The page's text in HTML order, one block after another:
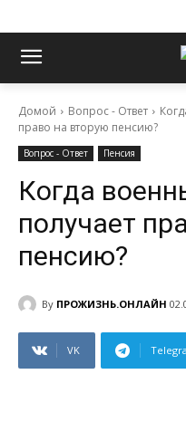
Домой Вопрос - Ответ
право на вторую пенсию?
Вопрос - Ответ Пенсия
Когда
получает
пенсию?
By ПРОЖИЗНЬ.ОНЛАЙН
VK